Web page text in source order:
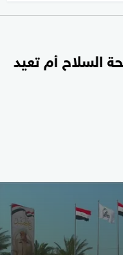
السلاح أم تعيد
minutes,
11